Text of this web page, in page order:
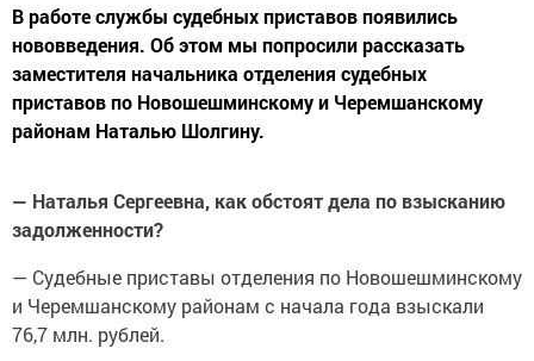
В работе службы судебных приставов появились
нововведения. Об этом мы попросили рассказать
заместителя начальника отделения судебных
приставов по Новошешминскому и Черемшанскому
районам Наталью Шолгину.
— Наталья Сергеевна, как обстоят дела по взысканию
задолженности?
— Судебные приставы отделения по Новошешминскому
и Черемшанскому районам с начала года взыскали
76,7 млн. рублей.